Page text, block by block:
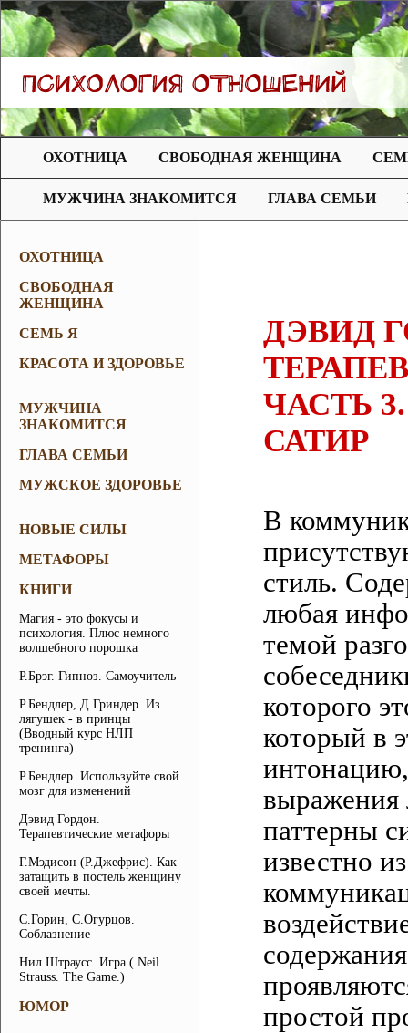
ОХОТНИЦА СВОБОДНАЯ ЖЕНЩИНА
МУЖЧИНА ЗНАКОМИТСЯ ГЛАВА СЕМЬИ
ОХОТНИЦА
СВОБОДНАЯ
ЖЕНЩИНА
СЕМЬ Я
КРАСОТА И ЗДОРОВЬЕ
МУЖЧИНА
ЗНАКОМИТСЯ
ГЛАВА СЕМЬИ
МУЖСКОЕ ЗДОРОВЬЕ
НОВЫЕ СИЛЫ
МЕТАФОРЫ
КНИГИ
Магия - это фокусы и
психология. Плюс немного
волшебного порошка
Р.Брэг. Гипноз. Самоучитель
Р.Бендлер, Д.Гриндер. Из
лягушек - в принцы
(Вводный курс НЛП
тренинга)
Р.Бендлер. Используйте свой
мозг для изменений
Дэвид Гордон.
Терапевтические метафоры
Г.Мэдисон (Р.Джефрис). Как
затащить в постель женщину
своей мечты.
С.Горин, С.Огурцов.
Соблазнение
Нил Штраусс. Игра ( Neil
Strauss. The Game.)
ЮМОР
ДЭВИД
ЧАСТЬ
САТИР
В
стиль.
любая
темой
которого
который в
выражения
паттерны
известно
простой